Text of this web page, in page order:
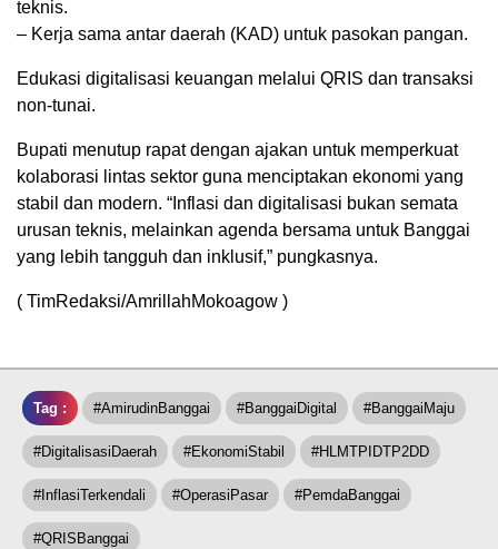
teknis.
– Kerja sama antar daerah (KAD) untuk pasokan pangan.
Edukasi digitalisasi keuangan melalui QRIS dan transaksi
non-tunai.
Bupati menutup rapat dengan ajakan untuk memperkuat
kolaborasi lintas sektor guna menciptakan ekonomi yang
stabil dan modern. “Inflasi dan digitalisasi bukan semata
urusan teknis, melainkan agenda bersama untuk Banggai
yang lebih tangguh dan inklusif,” pungkasnya.
( TimRedaksi/AmrillahMokoagow )
Tag : #AmirudinBanggai #BanggaiDigital #BanggaiMaju
#DigitalisasiDaerah #EkonomiStabil #HLMTPIDTP2DD
#InflasiTerkendali #OperasiPasar #PemdaBanggai
#QRISBanggai